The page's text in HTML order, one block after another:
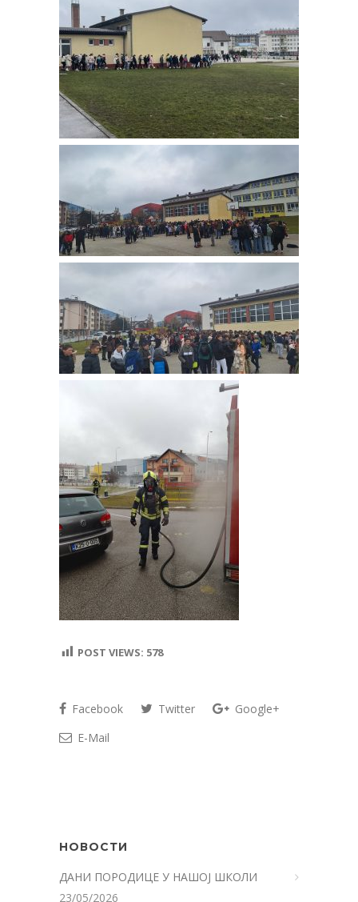
POST VIEWS: 578
Facebook Twitter
Google+
E-Mail
НОВОСТИ
ДАНИ ПОРОДИЦЕ У НАШОЈ ШКОЛИ
23/05/2026